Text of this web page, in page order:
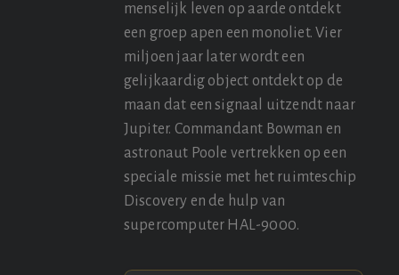
menselijk leven op aarde ontdekt
een groep apen een monoliet. Vier
miljoen jaar later wordt een
gelijkaardig object ontdekt op de
maan dat een signaal uitzendt naar
Jupiter. Commandant Bowman en
astronaut Poole vertrekken op een
speciale missie met het ruimteschip
Discovery en de hulp van
supercomputer HAL-9000.